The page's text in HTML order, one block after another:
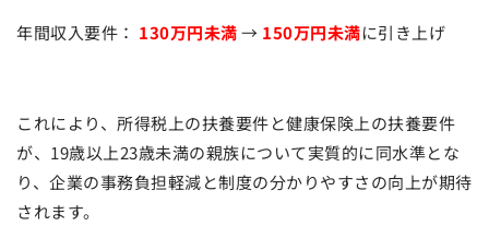
年間収入要件： 130万円未満→ 150万円未満に引き上げ
これにより、所得税上の扶養要件と健康保険上の扶養要件
が、19歳以上23歳未満の親族について実質的に同水準とな
り、企業の事務負担軽減と制度の分かりやすさの向上が期待
されます。